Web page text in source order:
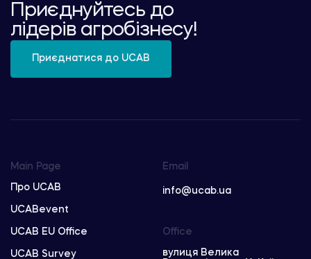
Приєднуйтесь до
лідерів агробізнесу!
Приєднатися до UCAB
Main Page
Про UCAB
UCABevent
UCAB EU Office
UCAB Survey
Email
info@ucab.ua
Office
вулиця Велика